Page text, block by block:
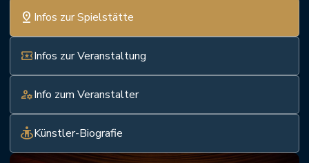
pin_drop Infos zur Spielstätte
local_activityInfos zur Veranstaltung
manage_accountsInfo zum Veranstalter
guardianKünstler-Biografie